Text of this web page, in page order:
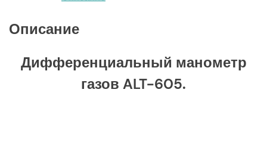
Описание
Дифференциальный манометр
газов ALT-605.